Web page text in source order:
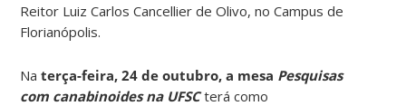
Reitor Luiz Carlos Cancellier de Olivo, no Campus de
Florianópolis.
Naterça-feira, 24 de outubro, a mesa Pesquisas
com canabinoides na UFSCterá como